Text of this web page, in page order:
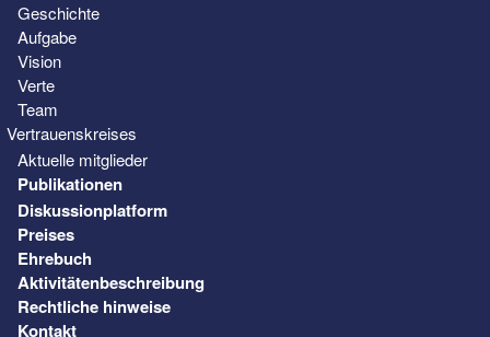
Geschichte
Aufgabe
Vision
Verte
Team
Vertrauenskreises
Aktuelle mitglieder
Publikationen
Diskussionplatform
Preises
Ehrebuch
Aktivitätenbeschreibung
Rechtliche hinweise
Kontakt